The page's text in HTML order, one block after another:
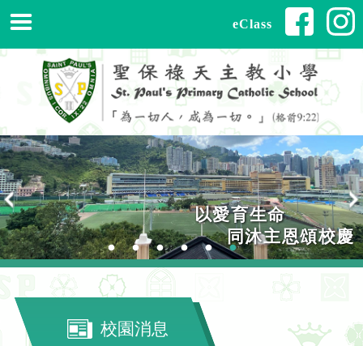
eClass
以愛育生命
同沐主恩頌校慶
以愛育生命
同沐主恩頌校慶
校園消息